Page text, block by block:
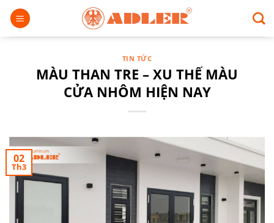
Chuyển
đến
nội
TIN TỨC
MÀU THAN TRE – XU THẾ MÀU
CỬA NHÔM HIỆN NAY
02
Th3